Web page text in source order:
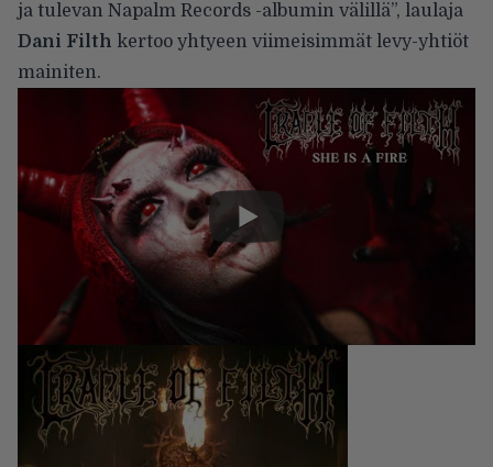
ja tulevan Napalm Records -albumin välillä”, laulaja
Dani Filth kertoo yhtyeen viimeisimmät levy-yhtiöt
mainiten.